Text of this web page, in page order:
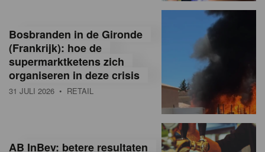
n
e
Bosbranden in de Gironde
(Frankrijk): hoe de
supermarktketens zich
organiseren in deze crisis
31 JULI 2026 • RETAIL
AB InBev: betere resultaten